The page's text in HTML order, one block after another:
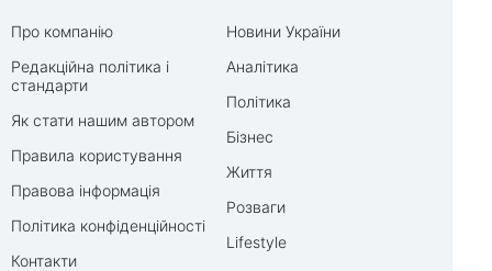
Про компанію
Редакційна політика і
стандарти
Як стати нашим автором
Правила користування
Правова інформація
Політика конфіденційності
Контакти
Новини України
Аналітика
Політика
Бізнес
Життя
Розваги
Lifestyle